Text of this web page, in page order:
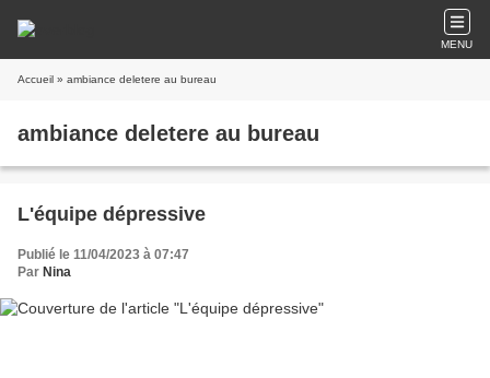
MENU
Accueil » ambiance deletere au bureau
ambiance deletere au bureau
L'équipe dépressive
Publié le 11/04/2023 à 07:47
Par Nina